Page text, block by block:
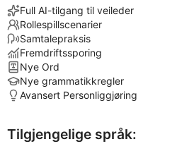
Full AI-tilgang til veileder
Rollespillscenarier
Samtalepraksis
Fremdriftssporing
Nye Ord
Nye grammatikkregler
Avansert Personliggjøring
Tilgjengelige språk: